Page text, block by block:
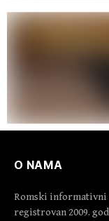
O NAMA
Romski informativni
registrovan 2009.